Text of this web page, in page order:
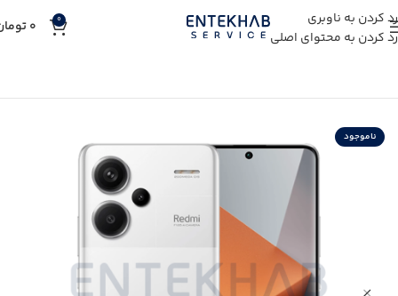
رد کردن به ناوبری
رد کردن به محتوای اصلی
0
0
ناموجود